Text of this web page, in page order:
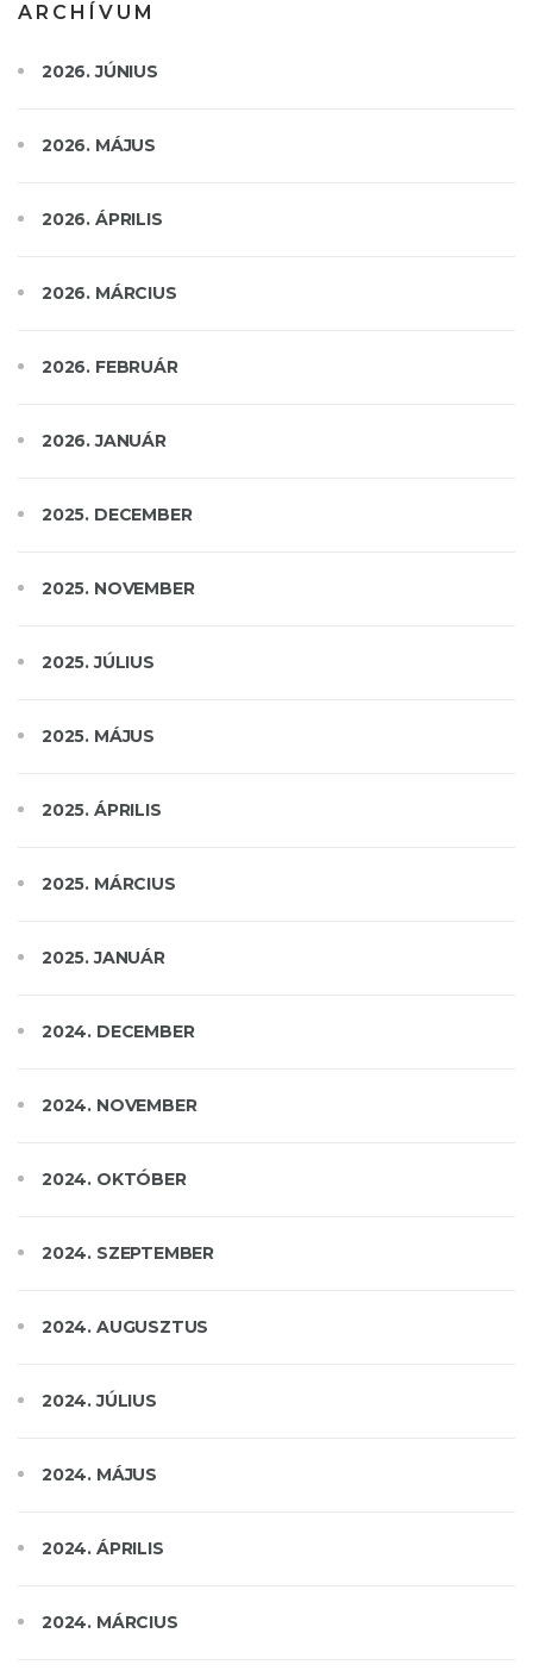
ARCHÍVUM
2026. JÚNIUS
2026. MÁJUS
2026. ÁPRILIS
2026. MÁRCIUS
2026. FEBRUÁR
2026. JANUÁR
2025. DECEMBER
2025. NOVEMBER
2025. JÚLIUS
2025. MÁJUS
2025. ÁPRILIS
2025. MÁRCIUS
2025. JANUÁR
2024. DECEMBER
2024. NOVEMBER
2024. OKTÓBER
2024. SZEPTEMBER
2024. AUGUSZTUS
2024. JÚLIUS
2024. MÁJUS
2024. ÁPRILIS
2024. MÁRCIUS